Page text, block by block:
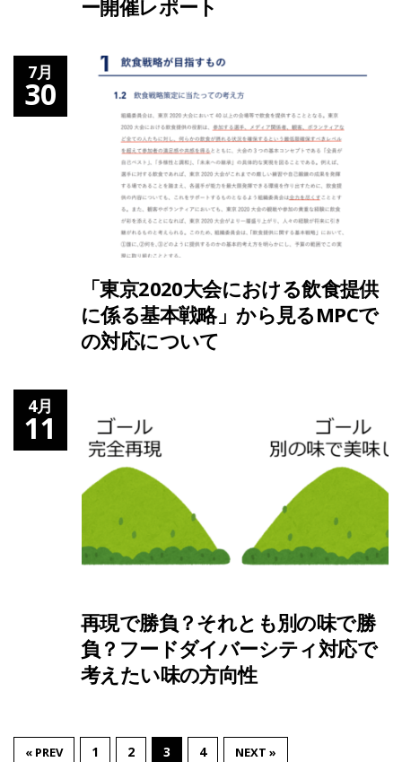
ー開催レポート
7月
30
「東京2020大会における飲食提供
に係る基本戦略」から見るMPCで
の対応について
4月
11
再現で勝負？それとも別の味で勝
負？フードダイバーシティ対応で
考えたい味の方向性
« PREV 1 2 3 4 NEXT »